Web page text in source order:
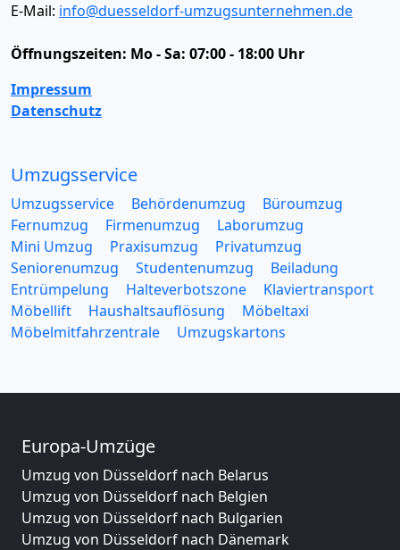
E-Mail: info@duesseldorf-umzugsunternehmen.de
Öffnungszeiten: Mo - Sa: 07:00 - 18:00 Uhr
Impressum
Datenschutz
Umzugsservice
Umzugsservice Behördenumzug
Büroumzug
Fernumzug
Firmenumzug
Laborumzug
Mini Umzug
Praxisumzug
Privatumzug
Seniorenumzug
Studentenumzug
Beiladung
Entrümpelung
Halteverbotszone
Klaviertransport
Möbellift
Haushaltsauflösung
Möbeltaxi
Möbelmitfahrzentrale
Umzugskartons
Europa-Umzüge
Umzug von Düsseldorf nach Belarus
Umzug von Düsseldorf nach Belgien
Umzug von Düsseldorf nach Bulgarien
Umzug von Düsseldorf nach Dänemark